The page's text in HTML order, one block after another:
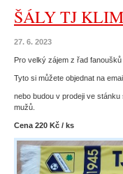
ŠÁLY TJ
27. 6. 2023
Pro velký zájem z řad
Tyto si můžete objednat na
nebo budou v prodeji ve
mužů.
Cena 220 Kč / ks